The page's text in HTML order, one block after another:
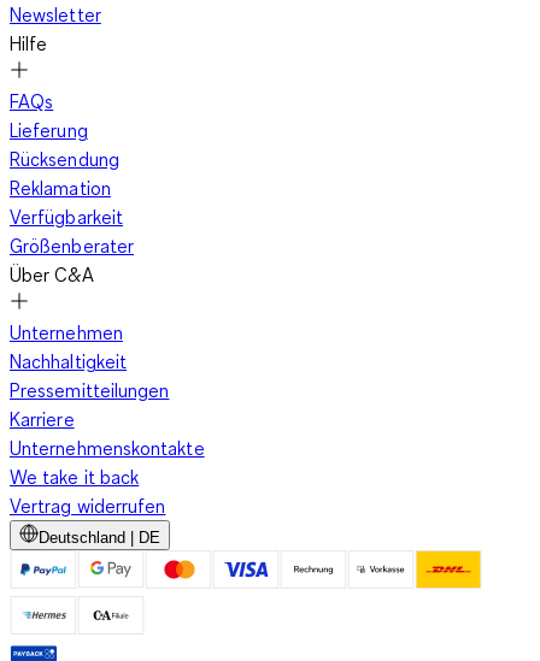
Newsletter
Hilfe
FAQs
Lieferung
Rücksendung
Reklamation
Verfügbarkeit
Größenberater
Über C&A
Unternehmen
Nachhaltigkeit
Pressemitteilungen
Karriere
Unternehmenskontakte
We take it back
Vertrag widerrufen
Deutschland | DE